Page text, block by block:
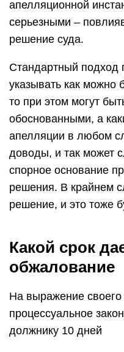
апелляционной
серьезными –
решение суда.
Стандартный подход
указывать как можно
то при этом могут
обоснованными, а
апелляции в любом
доводы, и так может
спорное основание
решения. В крайнем
решение, и это тоже
Какой срок
обжалование
На выражение своего
процессуальное
должнику 10 дней